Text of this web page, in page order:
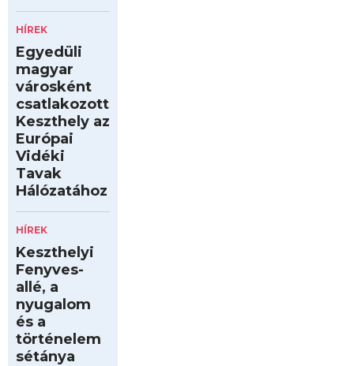
HÍREK
Egyedüli
magyar
városként
csatlakozott
Keszthely az
Európai
Vidéki
Tavak
Hálózatához
HÍREK
Keszthelyi
Fenyves-
allé, a
nyugalom
és a
történelem
sétánya